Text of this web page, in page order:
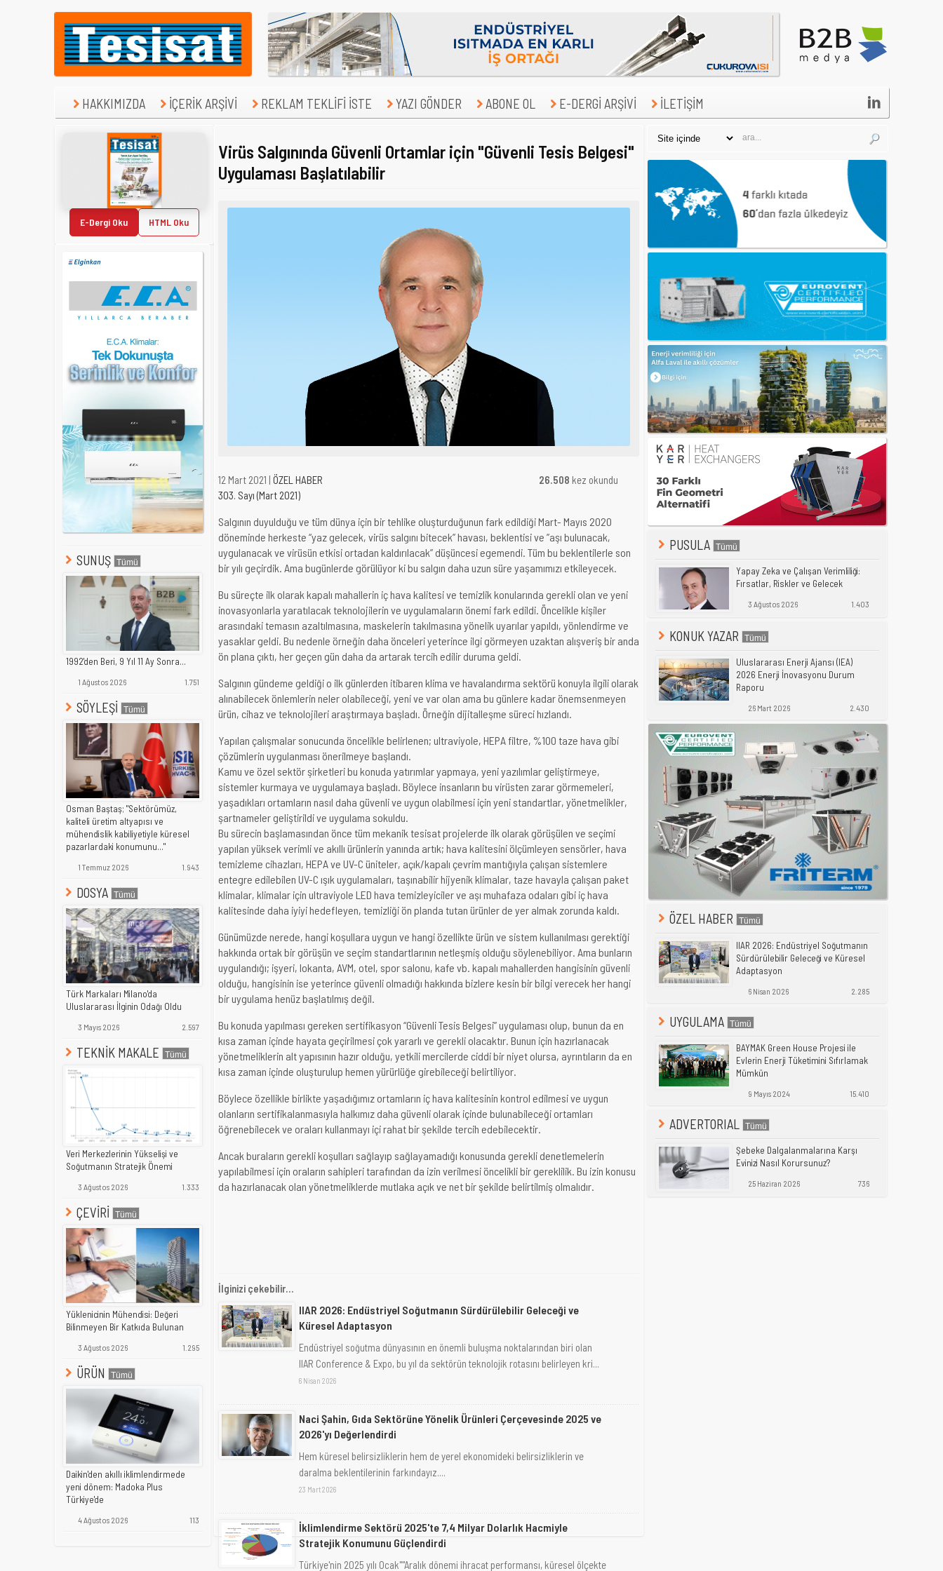
HAKKIMIZDA İÇERİK ARŞİVİ REKLAM TEKLİFİ İSTE YAZI GÖNDER ABONE OL E-DERGİ ARŞİVİ İLETİŞİM 
E-Dergi Oku HTML Oku
SUNUŞ
1992'den Beri, 9 Yıl 11 Ay Sonra...
1 Ağustos 2026 1.751
SÖYLEŞİ
Osman Baştaş; "Sektörümüz,
kaliteli üretim altyapısı ve
mühendislik kabiliyetiyle küresel
pazarlardaki konumunu..."
1 Temmuz 2026 1.943
DOSYA
Türk Markaları Milano'da
Uluslararası İlginin Odağı Oldu
3 Mayıs 2026 2.597
TEKNİK MAKALE
Veri Merkezlerinin Yükselişi ve
Soğutmanın Stratejik Önemi
3 Ağustos 2026 1.333
ÇEVİRİ
Yüklenicinin Mühendisi: Değeri
Bilinmeyen Bir Katkıda Bulunan
3 Ağustos 2026 1.295
ÜRÜN
Daikin'den akıllı iklimlendirmede
yeni dönem: Madoka Plus
Türkiye'de
4 Ağustos 2026 113
Virüs Salgınında Güvenli Ortamlar için "Güvenli Tesis Belgesi"
Uygulaması Başlatılabilir
12 Mart 2021 | ÖZEL HABER
303. Sayı (Mart 2021)
26.508 kez okundu
Salgının duyulduğu ve tüm dünya için bir tehlike oluşturduğunun fark edildiği Mart- Mayıs 2020
döneminde herkeste “yaz gelecek, virüs salgını bitecek” havası, beklentisi ve ”aşı bulunacak,
uygulanacak ve virüsün etkisi ortadan kaldırılacak” düşüncesi egemendi. Tüm bu beklentilerle son
bir yılı geçirdik. Ama bugünlerde görülüyor ki bu salgın daha uzun süre yaşamımızı etkileyecek.
Bu süreçte ilk olarak kapalı mahallerin iç hava kalitesi ve temizlik konularında gerekli olan ve yeni
inovasyonlarla yaratılacak teknolojilerin ve uygulamaların önemi fark edildi. Öncelikle kişiler
arasındaki temasın azaltılmasına, maskelerin takılmasına yönelik uyarılar yapıldı, yönlendirme ve
yasaklar geldi. Bu nedenle örneğin daha önceleri yeterince ilgi görmeyen uzaktan alışveriş bir anda
ön plana çıktı, her geçen gün daha da artarak tercih edilir duruma geldi.
Salgının gündeme geldiği o ilk günlerden itibaren klima ve havalandırma sektörü konuyla ilgili olarak
alınabilecek önlemlerin neler olabileceği, yeni ve var olan ama bu günlere kadar önemsenmeyen
ürün, cihaz ve teknolojileri araştırmaya başladı. Örneğin dijitalleşme süreci hızlandı.
Yapılan çalışmalar sonucunda öncelikle belirlenen; ultraviyole, HEPA filtre, %100 taze hava gibi
çözümlerin uygulanması önerilmeye başlandı.
Kamu ve özel sektör şirketleri bu konuda yatırımlar yapmaya, yeni yazılımlar geliştirmeye,
sistemler kurmaya ve uygulamaya başladı. Böylece insanların bu virüsten zarar görmemeleri,
yaşadıkları ortamların nasıl daha güvenli ve uygun olabilmesi için yeni standartlar, yönetmelikler,
şartnameler geliştirildi ve uygulama sokuldu.
Bu sürecin başlamasından önce tüm mekanik tesisat projelerde ilk olarak görüşülen ve seçimi
yapılan yüksek verimli ve akıllı ürünlerin yanında artık; hava kalitesini ölçümleyen sensörler, hava
temizleme cihazları, HEPA ve UV-C üniteler, açık/kapalı çevrim mantığıyla çalışan sistemlere
entegre edilebilen UV-C ışık uygulamaları, taşınabilir hijyenik klimalar, taze havayla çalışan paket
klimalar, klimalar için ultraviyole LED hava temizleyiciler ve aşı muhafaza odaları gibi iç hava
kalitesinde daha iyiyi hedefleyen, temizliği ön planda tutan ürünler de yer almak zorunda kaldı.
Günümüzde nerede, hangi koşullara uygun ve hangi özellikte ürün ve sistem kullanılması gerektiği
hakkında ortak bir görüşün ve seçim standartlarının netleşmiş olduğu söylenebiliyor. Ama bunların
uygulandığı; işyeri, lokanta, AVM, otel, spor salonu, kafe vb. kapalı mahallerden hangisinin güvenli
olduğu, hangisinin ise yeterince güvenli olmadığı hakkında bizlere kesin bir bilgi verecek her hangi
bir uygulama henüz başlatılmış değil.
Bu konuda yapılması gereken sertifikasyon “Güvenli Tesis Belgesi” uygulaması olup, bunun da en
kısa zaman içinde hayata geçirilmesi çok yararlı ve gerekli olacaktır. Bunun için hazırlanacak
yönetmeliklerin alt yapısının hazır olduğu, yetkili mercilerde ciddi bir niyet olursa, ayrıntıların da en
kısa zaman içinde oluşturulup hemen yürürlüğe girebileceği belirtiliyor.
Böylece özellikle birlikte yaşadığımız ortamların iç hava kalitesinin kontrol edilmesi ve uygun
olanların sertifikalanmasıyla halkımız daha güvenli olarak içinde bulunabileceği ortamları
öğrenebilecek ve oraları kullanmayı içi rahat bir şekilde tercih edebilecektir.
Ancak buraların gerekli koşulları sağlayıp sağlayamadığı konusunda gerekli denetlemelerin
yapılabilmesi için oraların sahipleri tarafından da izin verilmesi öncelikli bir gereklilik. Bu izin konusu
da hazırlanacak olan yönetmeliklerde mutlaka açık ve net bir şekilde belirtilmiş olmalıdır.
İlginizi çekebilir...
IIAR 2026: Endüstriyel Soğutmanın Sürdürülebilir Geleceği ve
Küresel Adaptasyon
Endüstriyel soğutma dünyasının en önemli buluşma noktalarından biri olan
IIAR Conference & Expo, bu yıl da sektörün teknolojik rotasını belirleyen kri...
6 Nisan 2026
Naci Şahin, Gıda Sektörüne Yönelik Ürünleri Çerçevesinde 2025 ve
2026'yı Değerlendirdi
Hem küresel belirsizliklerin hem de yerel ekonomideki belirsizliklerin ve
daralma beklentilerinin farkındayız....
23 Mart 2026
İklimlendirme Sektörü 2025'te 7,4 Milyar Dolarlık Hacmiyle
Stratejik Konumunu Güçlendirdi
Türkiye'nin 2025 yılı Ocak""Aralık dönemi ihracat performansı, küresel ölçekte
PUSULA
Yapay Zeka ve Çalışan Verimliliği:
Fırsatlar, Riskler ve Gelecek
3 Ağustos 2026 1.403
KONUK YAZAR
Uluslararası Enerji Ajansı (IEA)
2026 Enerji İnovasyonu Durum
Raporu
26 Mart 2026 2.430
ÖZEL HABER
IIAR 2026: Endüstriyel Soğutmanın
Sürdürülebilir Geleceği ve Küresel
Adaptasyon
6 Nisan 2026 2.285
UYGULAMA
BAYMAK Green House Projesi ile
Evlerin Enerji Tüketimini Sıfırlamak
Mümkün
9 Mayıs 2024 15.410
ADVERTORIAL
Şebeke Dalgalanmalarına Karşı
Evinizi Nasıl Korursunuz?
25 Haziran 2026 736